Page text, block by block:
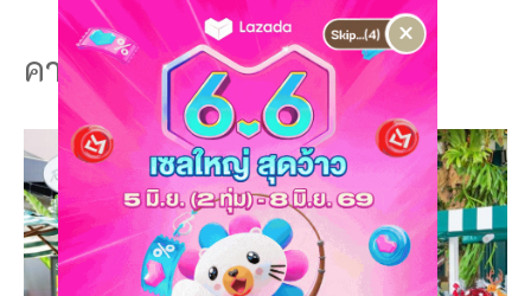
คาเฟ่ภูเก็ต
×